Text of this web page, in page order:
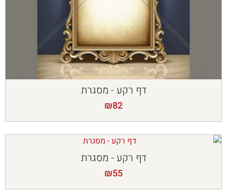
דף רקע - מסגרת
₪82
דף רקע - מסגרת
₪55